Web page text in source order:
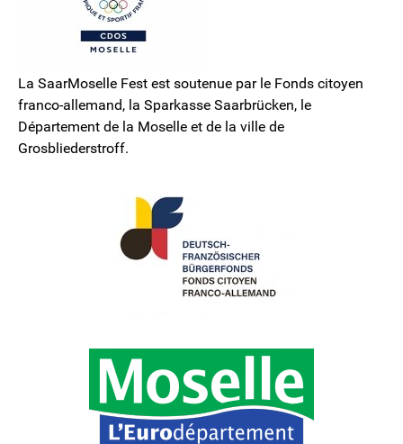
La SaarMoselle Fest est soutenue par le Fonds citoyen
franco-allemand, la Sparkasse Saarbrücken, le
Département de la Moselle et de la ville de
Grosbliederstroff.